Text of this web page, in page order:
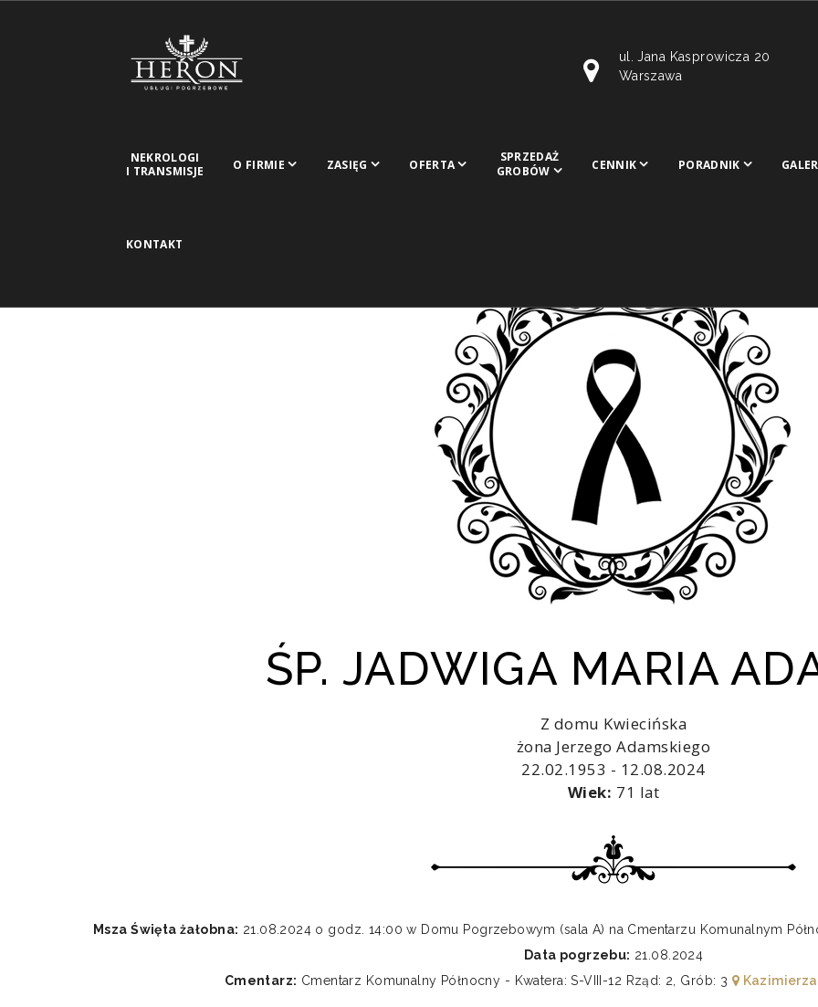
ul. Jana Kasprowicza 20
Warszawa
NEKROLOGI
I TRANSMISJE
O FIRMIE ZASIĘG OFERTA
SPRZEDAŻ
GROBÓW
CENNIK PORADNIK
KONTAKT
ŚP. JADWIGA MARIA
Z domu Kwiecińska
żona Jerzego Adamskiego
22.02.1953 - 12.08.2024
Wiek: 71 lat
Msza Święta żałobna: 21.08.2024 o godz. 14:00 w Domu Pogrzebowym (sala A) na Cmentarzu Komunalnym
Data pogrzebu: 21.08.2024
Cmentarz: Cmentarz Komunalny Północny - Kwatera: S-VIII-12 Rząd: 2, Grób: 3